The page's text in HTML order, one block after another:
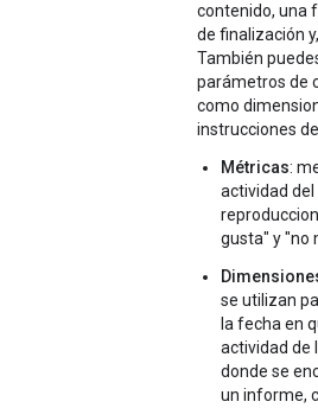
contenido, una
de finalización
También
parámetros de
como
instrucciones
Métricas:
actividad del
gusta" y "no
se utilizan
la fecha en
actividad de
donde se
un informe,